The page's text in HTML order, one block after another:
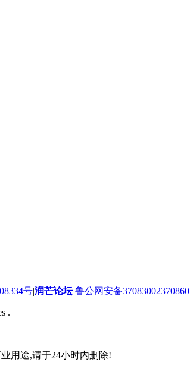
号|润芒论坛 鲁公网安备37083002370860
.
用途,请于24小时内删除!